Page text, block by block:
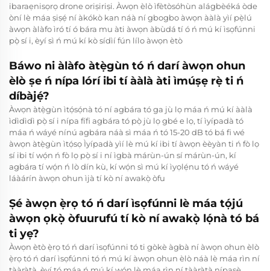
ibaraẹnisọrọ drone oriṣiriṣi. Àwọn èlò ìfètòsóhùn alágbèéká òde
òní lè máa ṣiṣẹ́ ní àkókò kan náà ní gbogbo àwọn ààlà yìí pẹ̀lú
àwọn àlàfo ìró tí ó bára mu àti àwọn àbùdá tí ó ń mú kí ìsọfúnni
pọ̀ sí i, èyí sì ń mú kí kò sídìí fún lílo àwọn ètò
Báwo ni àlàfo àtẹ̀gùn tó ń darí àwọn ohun
èlò ṣe ń nípa lórí ibi tí ààlà àti ìmúṣẹ rẹ̀ ti ń
díbàjẹ́?
Àwọn àtẹ̀gùn ìtọ́sọ́nà tó ní agbára tó ga jù lọ máa ń mú kí ààlà
ìdìdìdì pọ̀ sí i nípa fífi agbára tó pọ̀ jù lọ gbé e lọ, tí ìyípadà tó
máa ń wáyé nínú agbára náà sì máa ń tó 15-20 dB tó bá fi wé
àwọn àtẹ̀gùn ìtọ́sọ Ìyípadà yìí lè mú kí ibi tí àwọn èèyàn ti ń fò lọ
sí ibi tí wọ́n ń fò lọ pọ̀ sí i ní ìgbà márùn-ún sí márùn-ún, kí
agbára tí wọ́n ń lò dín kù, kí wọ́n sì mú kí ìyọlẹ́nu tó ń wáyé
láàárín àwọn ohun ìjà tí kò ní awakọ̀ òfu
Ṣé àwọn ẹ̀rọ tó ń darí ìsọfúnni lè máa tọ́jú
àwọn ọkọ̀ òfuurufú tí kò ní awakọ̀ lọ́nà tó bá
ti yẹ?
Àwọn ètò ẹ̀rọ tó ń darí ìsọfúnni tó ti gòkè àgbà ní àwọn ohun èlò
ẹ̀rọ tó ń darí ìsọfúnni tó ń mú kí àwọn ohun èlò náà lè máa rìn ní